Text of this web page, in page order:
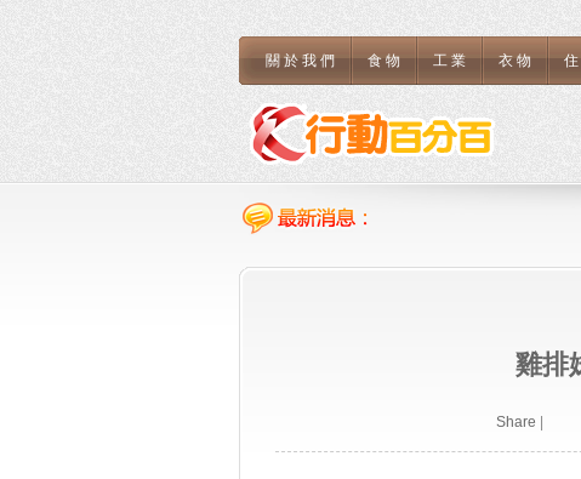
關於我們 食物 工業 衣物
雞排
Share